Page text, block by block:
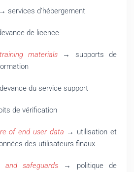
→ services d’hébergement
de licence
materials → supports de
du service support
de vérification
of end user data → utilisation et
des utilisateurs finaux
and safeguards → politique de